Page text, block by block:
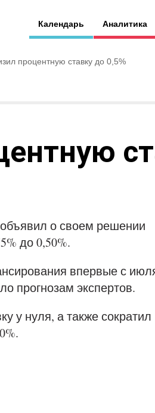
Календарь Аналитика
процентную ставку до 0,5%
о своем решении
до 0,50%.
впервые с
прогнозам экспертов.
у нуля, а также сократил